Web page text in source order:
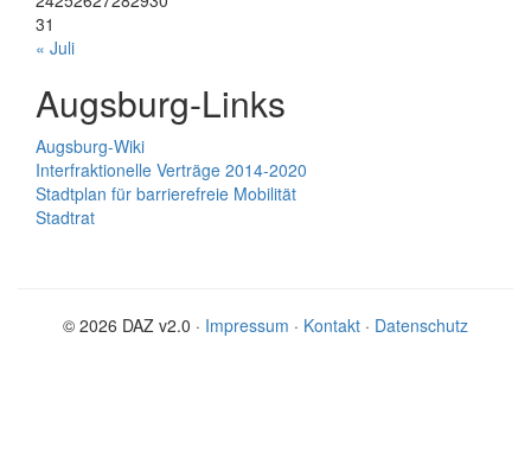
31
« Juli
Augsburg-Links
Augsburg-Wiki
Interfraktionelle Verträge 2014-2020
Stadtplan für barrierefreie Mobilität
Stadtrat
© 2026 DAZ v2.0 · Impressum · Kontakt · Datenschutz